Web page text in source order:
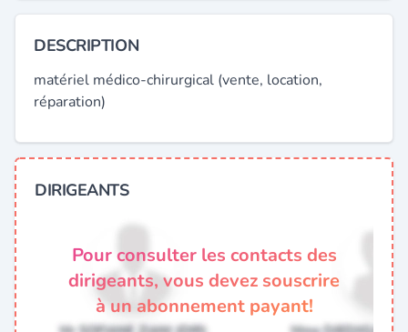
DESCRIPTION
matériel médico-chirurgical (vente, location,
réparation)
DIRIGEANTS
Pour consulter les contacts des
dirigeants, vous devez souscrire
à un abonnement payant!